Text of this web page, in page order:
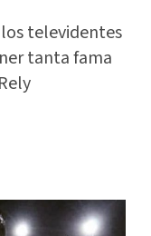
televidentes
tanta fama